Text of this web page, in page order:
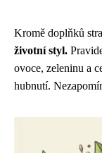
Kromě doplňků
životní styl.
ovoce, zeleninu a
hubnutí.